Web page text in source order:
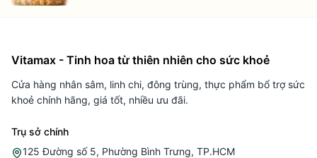
Vitamax - Tinh hoa từ thiên nhiên cho sức khoẻ
Cửa hàng nhân sâm, linh chi, đông trùng, thực phẩm bổ trợ sức
khoẻ chính hãng, giá tốt, nhiều ưu đãi.
Trụ sở chính
125 Đường số 5, Phường Bình Trưng, TP.HCM